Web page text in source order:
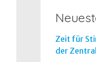
Zeit für
der